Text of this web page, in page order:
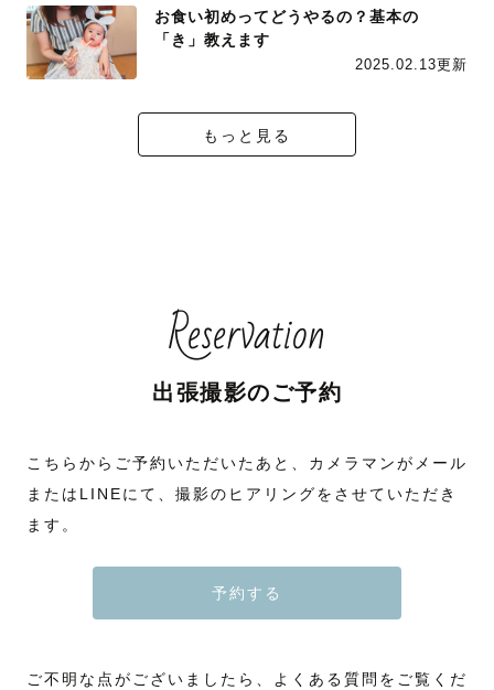
お食い初めってどうやるの？基本の
「き」教えます
2025.02.13更新
もっと見る
Reservation
出張撮影のご予約
こちらからご予約いただいたあと、カメラマンがメール
またはLINEにて、撮影のヒアリングをさせていただき
ます。
予約する
ご不明な点がございましたら、よくある質問をご覧くだ